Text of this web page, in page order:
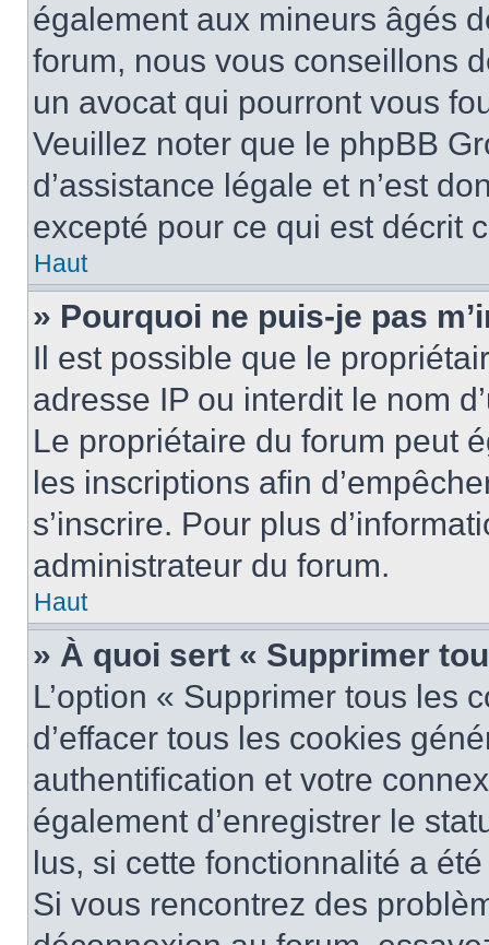
également aux mineurs âgés
forum, nous vous conseillons
un avocat qui pourront vous
Veuillez noter que le phpBB
d’assistance légale et n’est
excepté pour ce qui est décrit
Haut
» Pourquoi ne puis-je pas
Il est possible que le
adresse IP ou interdit le nom
Le propriétaire du forum peut
les inscriptions afin
s’inscrire. Pour plus
administrateur du forum.
Haut
» À quoi sert « Supprimer
L’option « Supprimer tous les
d’effacer tous les cookies
authentification et votre
également d’enregistrer le
lus, si cette fonctionnalité a
Si vous rencontrez des